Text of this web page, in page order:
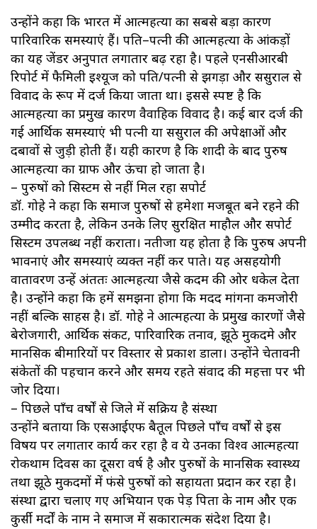
उन्होंने कहा कि भारत में आत्महत्या का सबसे बड़ा कारण
पारिवारिक समस्याएं हैं। पति–पत्नी की आत्महत्या के आंकड़ों
का यह जेंडर अनुपात लगातार बढ़ रहा है। पहले एनसीआरबी
रिपोर्ट में फैमिली इश्यूज को पति/पत्नी से झगड़ा और ससुराल से
विवाद के रूप में दर्ज किया जाता था। इससे स्पष्ट है कि
आत्महत्या का प्रमुख कारण वैवाहिक विवाद है। कई बार दर्ज की
गई आर्थिक समस्याएं भी पत्नी या ससुराल की अपेक्षाओं और
दबावों से जुड़ी होती हैं। यही कारण है कि शादी के बाद पुरुष
आत्महत्या का ग्राफ और ऊंचा हो जाता है।
– पुरुषों को सिस्टम से नहीं मिल रहा सपोर्ट
डॉ. गोहे ने कहा कि समाज पुरुषों से हमेशा मजबूत बने रहने की
उम्मीद करता है, लेकिन उनके लिए सुरक्षित माहौल और सपोर्ट
सिस्टम उपलब्ध नहीं कराता। नतीजा यह होता है कि पुरुष अपनी
भावनाएं और समस्याएं व्यक्त नहीं कर पाते। यह असहयोगी
वातावरण उन्हें अंततः आत्महत्या जैसे कदम की ओर धकेल देता
है। उन्होंने कहा कि हमें समझना होगा कि मदद मांगना कमजोरी
नहीं बल्कि साहस है। डॉ. गोहे ने आत्महत्या के प्रमुख कारणों जैसे
बेरोजगारी, आर्थिक संकट, पारिवारिक तनाव, झूठे मुकदमे और
मानसिक बीमारियों पर विस्तार से प्रकाश डाला। उन्होंने चेतावनी
संकेतों की पहचान करने और समय रहते संवाद की महत्ता पर भी
जोर दिया।
– पिछले पाँच वर्षों से जिले में सक्रिय है संस्था
उन्होंने बताया कि एसआईएफ बैतूल पिछले पाँच वर्षों से इस
विषय पर लगातार कार्य कर रहा है व ये उनका विश्व आत्महत्या
रोकथाम दिवस का दूसरा वर्ष है और पुरुषों के मानसिक स्वास्थ्य
तथा झूठे मुकदमों में फंसे पुरुषों को सहायता प्रदान कर रहा है।
संस्था द्वारा चलाए गए अभियान एक पेड़ पिता के नाम और एक
कुर्सी मर्दों के नाम ने समाज में सकारात्मक संदेश दिया है।